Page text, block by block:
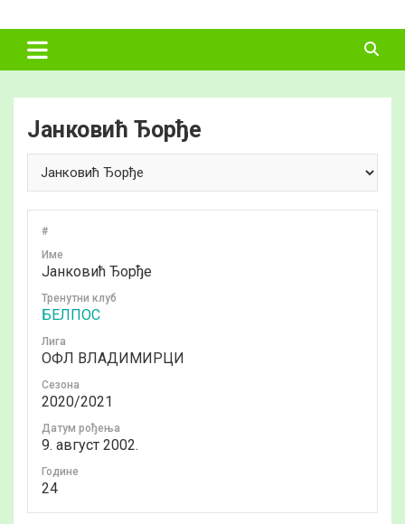
to
content
ФУДБАЛСКИ
САВЕЗ
ВЛАДИМИРЦИ
Јанковић Ђорђе
#
Име
Јанковић Ђорђе
Тренутни клуб
БЕЛПОС
Лига
ОФЛ ВЛАДИМИРЦИ
Сезона
2020/2021
Датум рођења
9. август 2002.
Годинe
24